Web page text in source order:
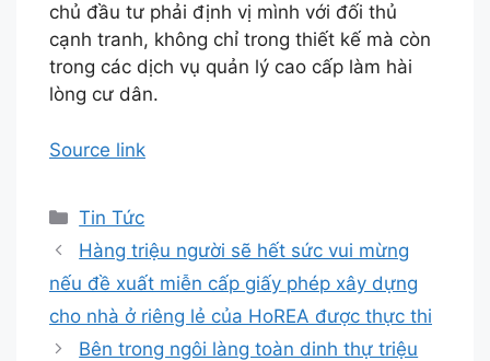
chủ đầu tư phải định vị mình với đối thủ
cạnh tranh, không chỉ trong thiết kế mà còn
trong các dịch vụ quản lý cao cấp làm hài
lòng cư dân.
Source link
Danh
mục
Tin Tức
Hàng triệu người sẽ hết sức vui mừng
nếu đề xuất miễn cấp giấy phép xây dựng
cho nhà ở riêng lẻ của HoREA được thực thi
Bên trong ngôi làng toàn dinh thự triệu